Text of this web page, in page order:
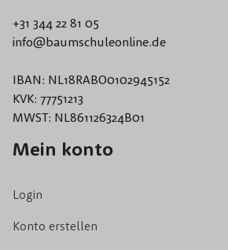
+31 344 22 81 05
info@baumschuleonline.de
IBAN: NL18RABO0102945152
KVK: 77751213
MWST: NL861126324B01
Mein konto
Login
Konto erstellen